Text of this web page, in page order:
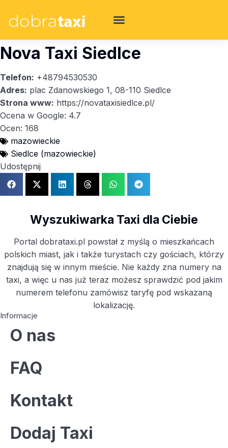
Nova Taxi Siedlce
Telefon: +48794530530
Adres: plac Zdanowskiego 1, 08-110 Siedlce
Strona www: https://novataxisiedlce.pl/
Ocena w Google: 4.7
Ocen: 168
mazowieckie
Siedlce (mazowieckie)
Udostępnij
Wyszukiwarka Taxi dla Ciebie
Portal dobrataxi.pl powstał z myślą o mieszkańcach
polskich miast, jak i także turystach czy gościach, którzy
znajdują się w innym mieście. Nie każdy zna numery na
taxi, a więc u nas już teraz możesz sprawdzić pod jakim
numerem telefonu zamówisz taryfę pod wskazaną
lokalizację.
Informacje
O nas
FAQ
Kontakt
Dodaj Taxi